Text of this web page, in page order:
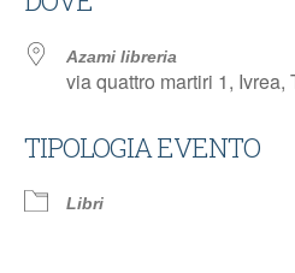
Azami libreria
via quattro martiri 1, Ivrea,
TIPOLOGIA EVENTO
Libri